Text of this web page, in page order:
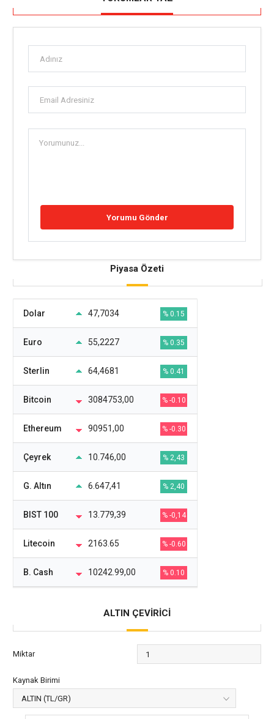
Piyasa Özeti
Dolar 47,7034 % 0.15
Euro 55,2227 % 0.35
Sterlin 64,4681 % 0.41
Bitcoin 3084753,00 % -0.10
Ethereum 90951,00 % -0.30
Çeyrek 10.746,00 % 2,43
G. Altın 6.647,41 % 2,40
BIST 100 13.779,39 % -0,14
Litecoin 2163.65 % -0.60
B. Cash 10242.99,00 % 0.10
ALTIN ÇEVİRİCİ
Miktar
Kaynak Birimi